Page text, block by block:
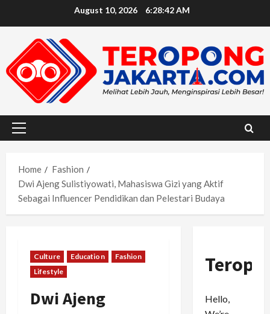
August 10, 2026 6:28:44 AM
Primary
Home
Fashion
Dwi Ajeng Sulistiyowati, Mahasiswa Gizi yang Aktif
Sebagai Influencer Pendidikan dan Pelestari Budaya
Culture Education
Fashion
Lifestyle
Dwi Ajeng
Hello,